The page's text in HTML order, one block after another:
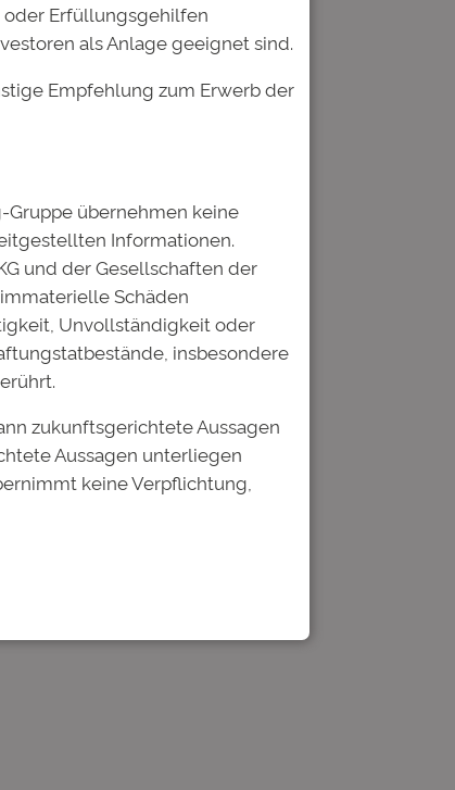
Erfüllungsgehilfen
als Anlage geeignet sind.
Empfehlung zum Erwerb der
Gruppe übernehmen keine
Informationen.
und der Gesellschaften der
Schäden
Unvollständigkeit oder
insbesondere
zukunftsgerichtete Aussagen
Aussagen unterliegen
keine Verpflichtung,